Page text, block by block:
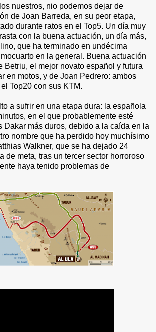
nuestros, nio podemos dejar de
de Joan Barreda, en su peor etapa,
durante ratos en el Top5. Un día muy
con la buena actuación, un día más,
que ha terminado en undécima
en la general. Buena actuación
Betriu, el mejor novato español y futura
en motos, y de Joan Pedrero: ambos
Top20 con sus KTM.
a sufrir en una etapa dura: la española
en el que probablemente esté
Dakar más duros, debido a la caída en la
nombre que ha perdido hoy muchísimo
Walkner, que se ha dejado 24
de meta, tras un tercer sector horroroso
haya tenido problemas de